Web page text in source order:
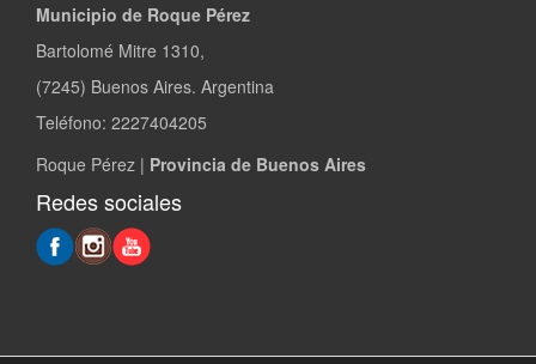
Municipio de Roque Pérez
Bartolomé Mitre 1310,
(7245) Buenos Aires. Argentina
Teléfono: 2227404205
Roque Pérez | Provincia de Buenos Aires
Redes sociales